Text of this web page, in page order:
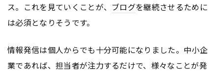
ス。これを見ていくことが、 ブログを継続させるために
は必須となりそうです。
情報発信は個人からでも十分可能になりました。中小企
業であれば、担当者が注力するだけで、様々なことが発